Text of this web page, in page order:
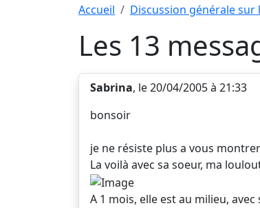
Accueil Discussion générale sur
Les 13
Sabrina, le 20/04/2005 à 21:33
bonsoir
je ne résiste plus a vous
La voilà avec sa soeur, ma
A 1 mois, elle est au milieu, avec